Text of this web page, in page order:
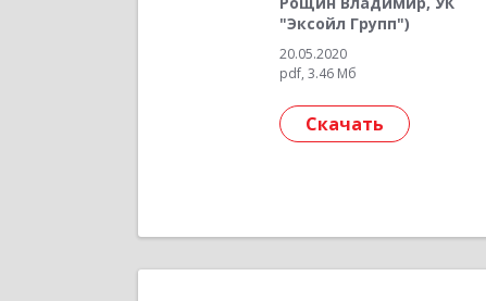
"Эксойл Групп")
20.05.2020
pdf, 3.46 Мб
Скачать